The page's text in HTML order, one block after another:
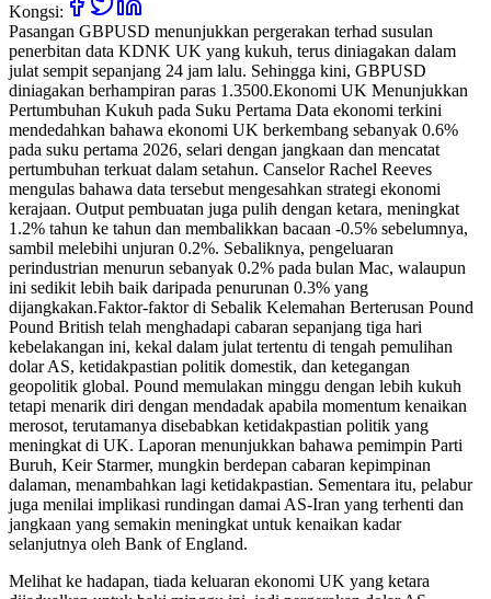
Kongsi:
Pasangan GBPUSD menunjukkan pergerakan terhad susulan
penerbitan data KDNK UK yang kukuh, terus diniagakan dalam
julat sempit sepanjang 24 jam lalu. Sehingga kini, GBPUSD
diniagakan berhampiran paras 1.3500.Ekonomi UK Menunjukkan
Pertumbuhan Kukuh pada Suku Pertama Data ekonomi terkini
mendedahkan bahawa ekonomi UK berkembang sebanyak 0.6%
pada suku pertama 2026, selari dengan jangkaan dan mencatat
pertumbuhan terkuat dalam setahun. Canselor Rachel Reeves
mengulas bahawa data tersebut mengesahkan strategi ekonomi
kerajaan. Output pembuatan juga pulih dengan ketara, meningkat
1.2% tahun ke tahun dan membalikkan bacaan -0.5% sebelumnya,
sambil melebihi unjuran 0.2%. Sebaliknya, pengeluaran
perindustrian menurun sebanyak 0.2% pada bulan Mac, walaupun
ini sedikit lebih baik daripada penurunan 0.3% yang
dijangkakan.Faktor-faktor di Sebalik Kelemahan Berterusan Pound
Pound British telah menghadapi cabaran sepanjang tiga hari
kebelakangan ini, kekal dalam julat tertentu di tengah pemulihan
dolar AS, ketidakpastian politik domestik, dan ketegangan
geopolitik global. Pound memulakan minggu dengan lebih kukuh
tetapi menarik diri dengan mendadak apabila momentum kenaikan
merosot, terutamanya disebabkan ketidakpastian politik yang
meningkat di UK. Laporan menunjukkan bahawa pemimpin Parti
Buruh, Keir Starmer, mungkin berdepan cabaran kepimpinan
dalaman, menambahkan lagi ketidakpastian. Sementara itu, pelabur
juga menilai implikasi rundingan damai AS-Iran yang terhenti dan
jangkaan yang semakin meningkat untuk kenaikan kadar
selanjutnya oleh Bank of England.
Melihat ke hadapan, tiada keluaran ekonomi UK yang ketara